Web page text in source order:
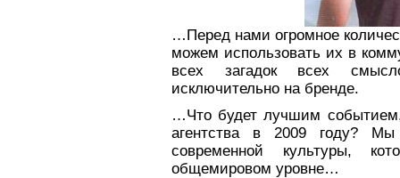
…Перед нами огромное
можем использовать их в
всех загадок всех
исключительно на бренде.
…Что будет лучшим
агентства в 2009 году? Мы
современной культуры,
общемировом уровне…